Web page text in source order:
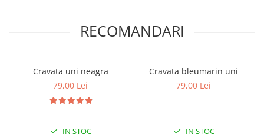
RECOMANDARI
Cravata uni neagra
79,00 Lei
IN STOC
Cravata bleumarin uni
79,00 Lei
IN STOC